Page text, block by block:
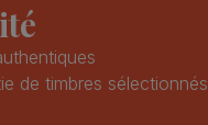
de timbres sélectionnés